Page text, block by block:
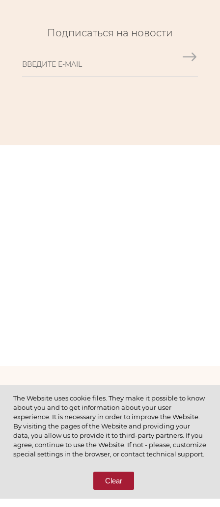
Подписаться на новости
МЕНЮ
© 2026 ОАО
ПОЗВОНИТЕ НАМ
8 (800) 333-65-66
The Website uses cookie files. They make it possible to know
about you and to get information about your user
experience. It is necessary in order to improve the Website.
By visiting the pages of the Website and providing your
data, you allow us to provide it to third-party partners. If you
agree, continue to use the Website. If not - please, customize
special settings in the browser, or contact technical support.
Clear